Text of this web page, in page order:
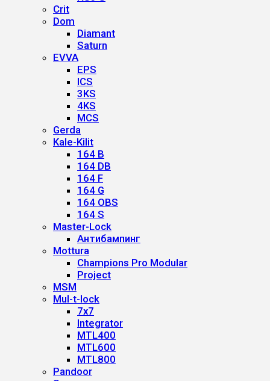
Crit
Dom
Diamant
Saturn
EVVA
EPS
ICS
3KS
4KS
MCS
Gerda
Kale-Kilit
164 B
164 DB
164 F
164 G
164 OBS
164 S
Master-Lock
Антибампинг
Mottura
Champions Pro Modular
Project
MSM
Mul-t-lock
7x7
Integrator
MTL400
MTL600
MTL800
Pandoor